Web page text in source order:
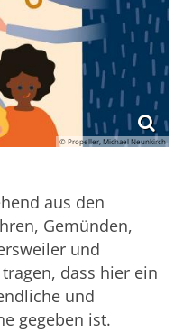
© Propeller, Michael Neunkirch
aus den
Gemünden,
und
dass hier ein
und
gegeben ist.